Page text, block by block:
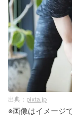
pixta.jp
※画像はイメージ